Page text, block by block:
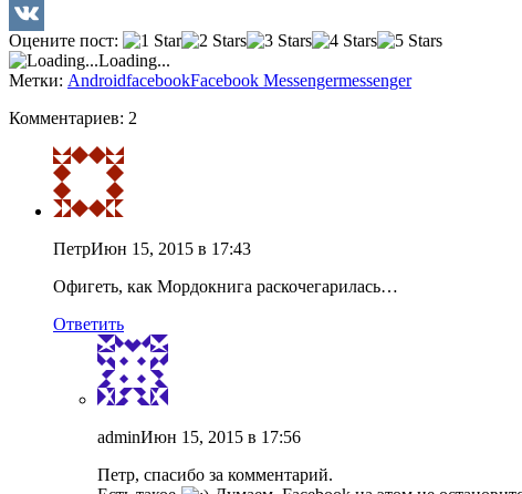
Twitter
VK
Оцените пост:
Loading...
Метки: AndroidfacebookFacebook Messengermessenger
Комментариев: 2
ПетрИюн 15, 2015 в 17:43
Офигеть, как Мордокнига раскочегарилась…
Ответить
adminИюн 15, 2015 в 17:56
Петр, спасибо за комментарий.